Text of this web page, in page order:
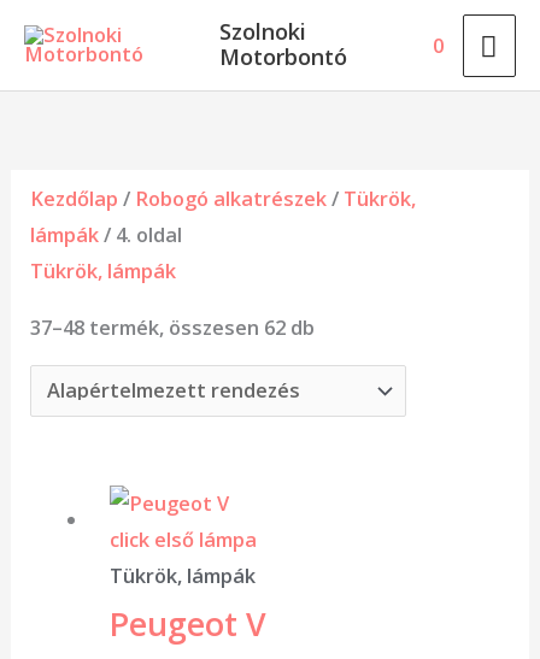
content
Szolnoki
Motorbontó
0
Kezdőlap / Robogó alkatrészek/ Tükrök,
lámpák/ 4. oldal
Tükrök, lámpák
37–48 termék, összesen 62 db
Tükrök, lámpák
Peugeot V